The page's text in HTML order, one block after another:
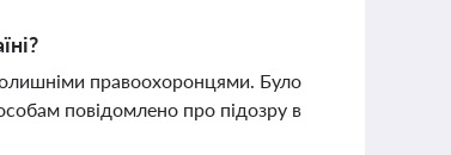
правоохоронцями. Було
повідомлено про підозру в